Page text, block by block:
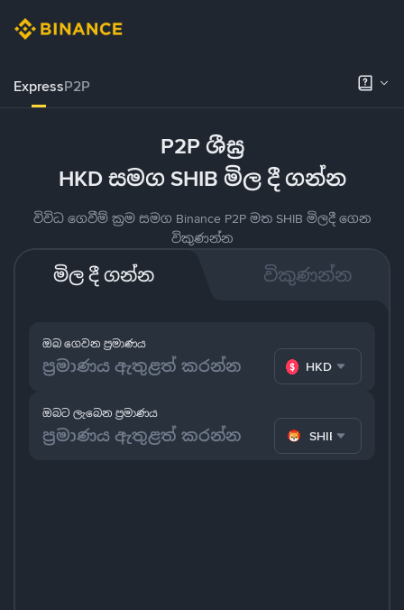
ExpressP2P
P2P ශීඝ්‍ර
HKD සමග SHIB මිල දී ගන්න
විවිධ ගෙවීම් ක්‍රම සමග Binance P2P මත SHIB මිලදී ගෙන
විකුණන්න
මිල දී ගන්න විකුණන්න
ඔබ ගෙවන ප්‍රමාණය
HKD
ඔබට ලැබෙන ප්‍රමාණය
SHIB